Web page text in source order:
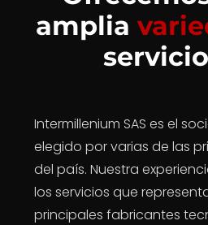
amplia
Intermillenium SAS es el
elegido por varias de las
del país. Nuestra
los servicios que
principales fabricantes